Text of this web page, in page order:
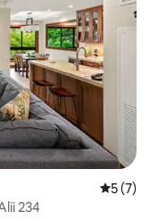
5 de
5 (7)
234